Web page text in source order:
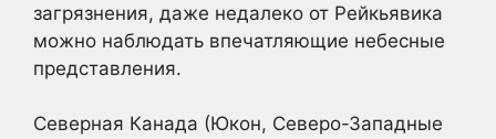
загрязнения, даже недалеко от Рейкьявика
можно наблюдать впечатляющие небесные
представления.
Северная Канада (Юкон, Северо-Западные